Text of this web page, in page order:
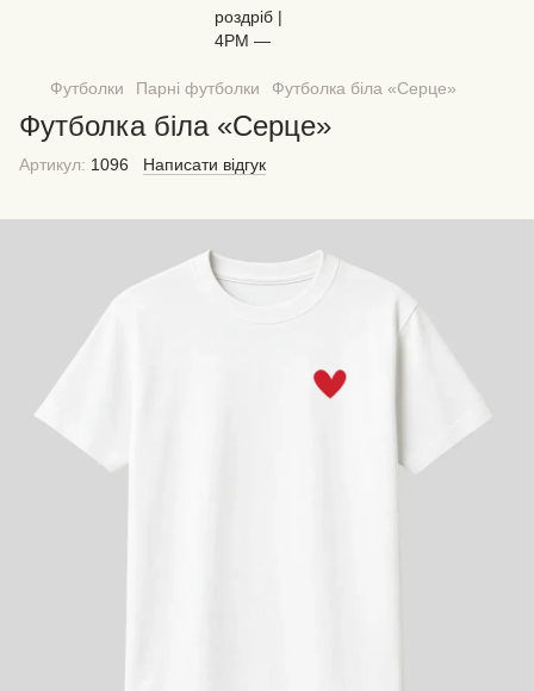
Футболки Парні футболки Футболка біла «Серце»
Футболка біла «Серце»
Артикул: 1096 Написати відгук